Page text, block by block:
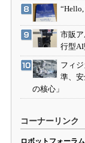
市販
行型
フィ
準、
の核心」
コーナーリンク
ロボットフォーラム